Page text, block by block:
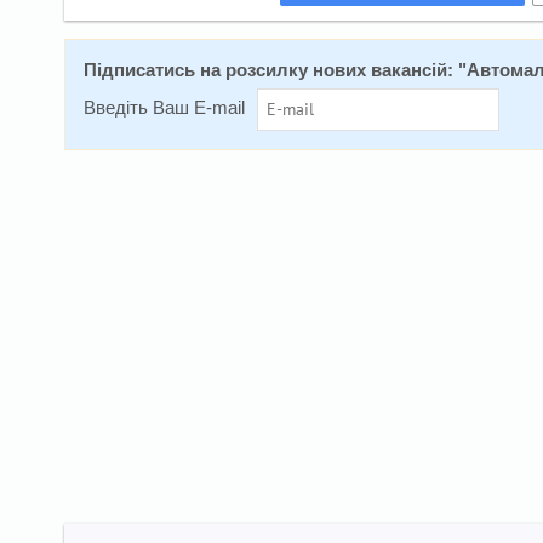
Підписатись на розсилку нових вакансій: "
Введіть Ваш E-mail